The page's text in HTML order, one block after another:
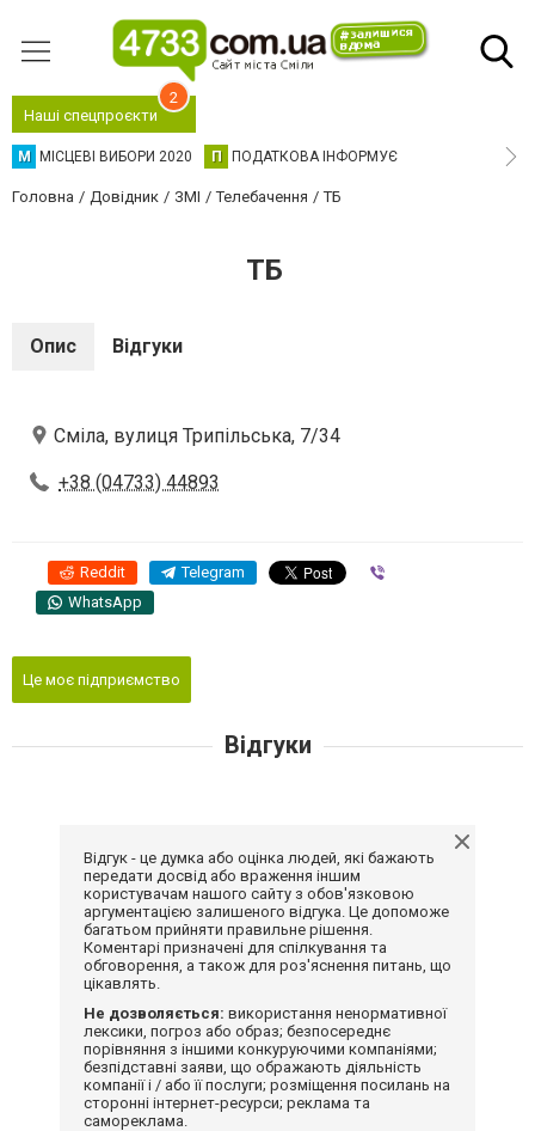
Наші спецпроєкти
2
М МІСЦЕВІ ВИБОРИ 2020 П ПОДАТКОВА ІНФОРМУЄ
Головна Довідник ЗМІ Телебачення ТБ
ТБ
Опис Відгуки
Сміла, вулиця Трипільська, 7/34
+38 (04733) 44893
Reddit Telegram
WhatsApp
Це моє підприємство
Відгуки
Відгук - це думка або оцінка людей, які бажають
передати досвід або враження іншим
користувачам нашого сайту з обов'язковою
аргументацією залишеного відгука. Це допоможе
багатьом прийняти правильне рішення.
Коментарі призначені для спілкування та
обговорення, а також для роз'яснення питань, що
цікавлять.
Не дозволяється: використання ненормативної
лексики, погроз або образ; безпосереднє
порівняння з іншими конкуруючими компаніями;
безпідставні заяви, що ображають діяльність
компанії і / або її послуги; розміщення посилань на
сторонні інтернет-ресурси; реклама та
самореклама.